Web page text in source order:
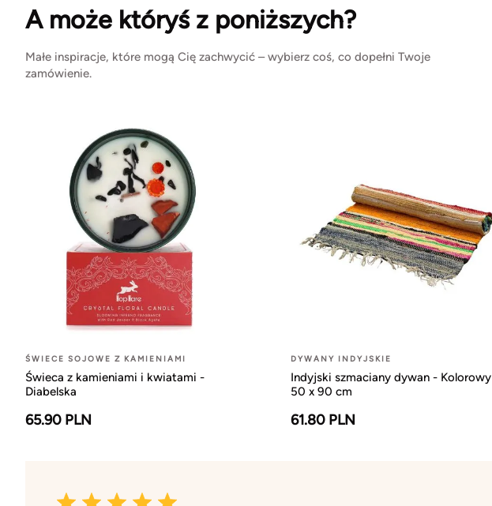
A może któryś z poniższych?
Małe inspiracje, które mogą Cię zachwycić – wybierz coś, co dopełni Twoje
zamówienie.
ŚWIECE SOJOWE Z KAMIENIAMI
Świeca z kamieniami i kwiatami -
Diabelska
65.90 PLN
DYWANY INDYJSKIE
Indyjski szmaciany dywan - Kolorowy
50 x 90 cm
61.80 PLN